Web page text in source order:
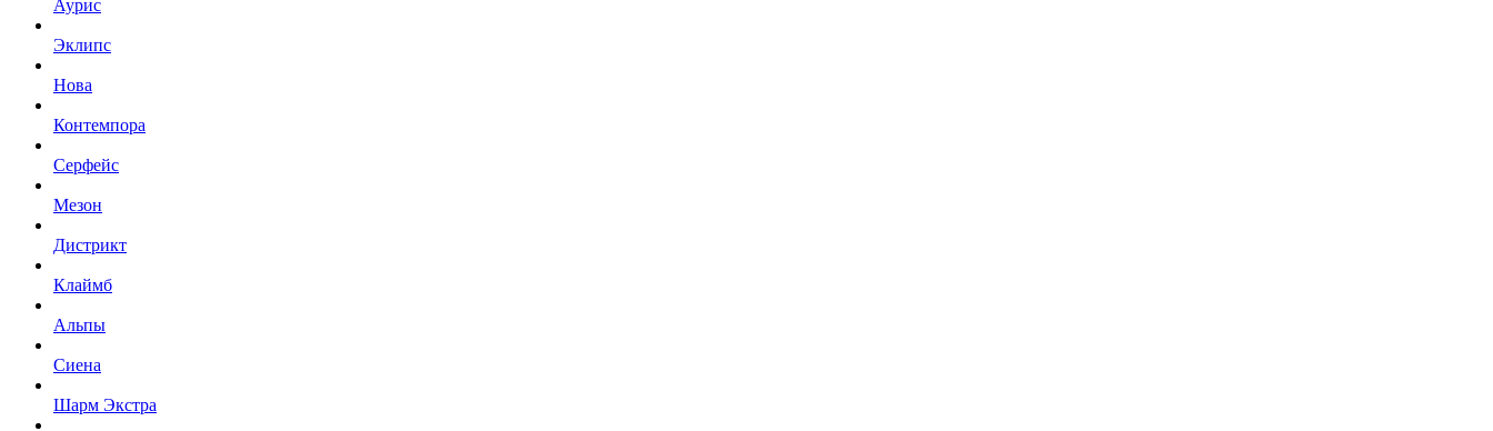
Аурис
Эклипс
Нова
Контемпора
Серфейс
Мезон
Дистрикт
Клаймб
Альпы
Сиена
Шарм Экстра